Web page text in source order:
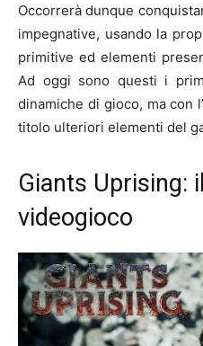
Occorrerà dunque
impegnative, usando la
primitive ed elementi
Ad oggi sono questi i
dinamiche di gioco, ma con
titolo ulteriori elementi del
Giants Uprising:
videogioco